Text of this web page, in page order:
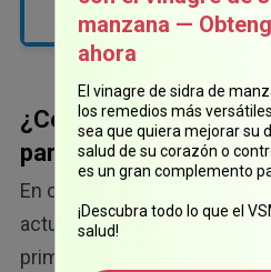
¿Cómo actuar en
paro cardíaco?
En caso de infarto o paro
actuar y hacerlo rápido
primer paso es llamar de
manzana —
ahora
El vinagre de sidra de
los remedios más
sea que quiera mejorar su
salud de su corazón o
es un gran complemento
¡Descubra todo lo que el
salud!